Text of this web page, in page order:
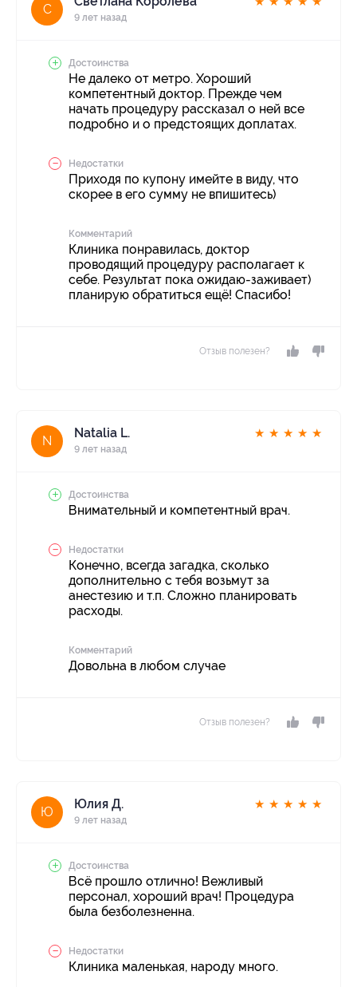
С
9 лет назад
Достоинства
Не далеко от метро. Хороший
компетентный доктор. Прежде чем
начать процедуру рассказал о ней все
подробно и о предстоящих доплатах.
Недостатки
Приходя по купону имейте в виду, что
скорее в его сумму не впишитесь)
Комментарий
Клиника понравилась, доктор
проводящий процедуру располагает к
себе. Результат пока ожидаю-заживает)
планирую обратиться ещё! Спасибо!
Отзыв полезен?
N
Natalia L.
9 лет назад
★ ★ ★ ★ ★
Достоинства
Внимательный и компетентный врач.
Недостатки
Конечно, всегда загадка, сколько
дополнительно с тебя возьмут за
анестезию и т.п. Сложно планировать
расходы.
Комментарий
Довольна в любом случае
Отзыв полезен?
Ю
Юлия Д.
9 лет назад
★ ★ ★ ★ ★
Достоинства
Всё прошло отлично! Вежливый
персонал, хороший врач! Процедура
была безболезненна.
Недостатки
Клиника маленькая, народу много.